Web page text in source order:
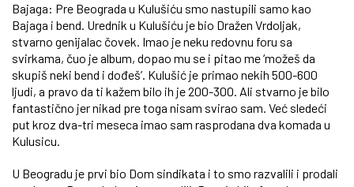
Bajaga: Pre Beograda u Kulušiću smo nastupili samo kao
Bajaga i bend. Urednik u Kulušiću je bio Dražen Vrdoljak,
stvarno genijalac čovek. Imao je neku redovnu foru sa
svirkama, čuo je album, dopao mu se i pitao me ‘možeš da
skupiš neki bend i dođeš’. Kulušić je primao nekih 500-600
ljudi, a pravo da ti kažem bilo ih je 200-300. Ali stvarno je bilo
fantastično jer nikad pre toga nisam svirao sam. Već sledeći
put kroz dva-tri meseca imao sam rasprodana dva komada u
Kulusicu.
U Beogradu je prvi bio Dom sindikata i to smo razvalili i prodali